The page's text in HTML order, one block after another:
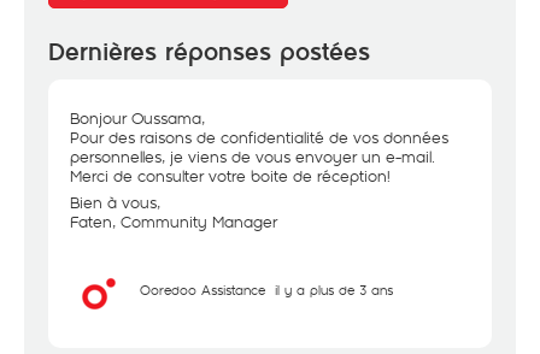
Dernières réponses postées
Bonjour Oussama,
Pour des raisons de confidentialité de vos données
personnelles, je viens de vous envoyer un e-mail.
Merci de consulter votre boite de réception!
Bien à vous,
Faten, Community Manager
Ooredoo Assistance il y a plus de 3 ans